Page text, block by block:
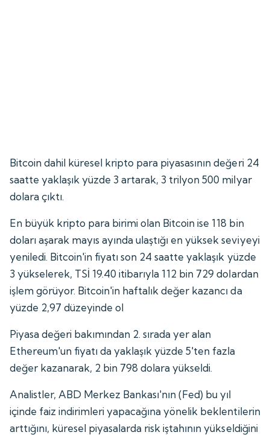
Bitcoin dahil küresel kripto para piyasasının değeri 24
saatte yaklaşık yüzde 3 artarak, 3 trilyon 500 milyar
dolara çıktı.
En büyük kripto para birimi olan Bitcoin ise 118 bin
doları aşarak mayıs ayında ulaştığı en yüksek seviyeyi
yeniledi. Bitcoin'in fiyatı son 24 saatte yaklaşık yüzde
3 yükselerek, TSİ 19.40 itibarıyla 112 bin 729 dolardan
işlem görüyor. Bitcoin'in haftalık değer kazancı da
yüzde 2,97 düzeyinde ol
Piyasa değeri bakımından 2. sırada yer alan
Ethereum'un fiyatı da yaklaşık yüzde 5'ten fazla
değer kazanarak, 2 bin 798 dolara yükseldi.
Analistler, ABD Merkez Bankası'nın (Fed) bu yıl
içinde faiz indirimleri yapacağına yönelik beklentilerin
arttığını, küresel piyasalarda risk iştahının yükseldiğini